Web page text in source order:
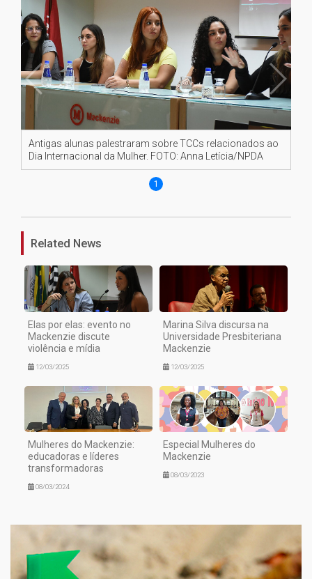
Antigas alunas palestraram sobre TCCs relacionados ao
Dia Internacional da Mulher. FOTO: Anna Letícia/NPDA
1
Related News
Elas por elas: evento no
Mackenzie discute
violência e mídia
12/03/2025
Marina Silva discursa na
Universidade Presbiteriana
Mackenzie
12/03/2025
Mulheres do Mackenzie:
educadoras e líderes
transformadoras
08/03/2024
Especial Mulheres do
Mackenzie
08/03/2023